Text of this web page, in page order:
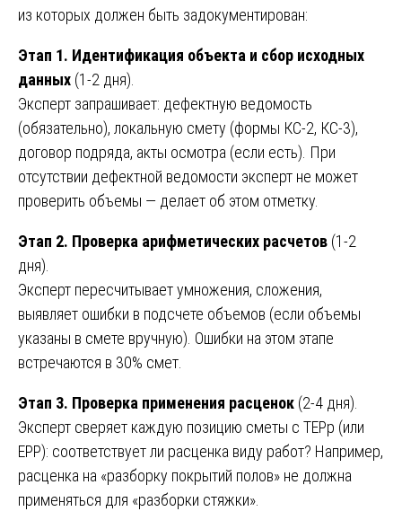
из которых должен быть задокументирован:
Этап 1. Идентификация объекта и сбор исходных
данных (1-2 дня).
Эксперт запрашивает: дефектную ведомость
(обязательно), локальную смету (формы КС-2, КС-3),
договор подряда, акты осмотра (если есть). При
отсутствии дефектной ведомости эксперт не может
проверить объемы — делает об этом отметку.
Этап 2. Проверка арифметических расчетов (1-2
дня).
Эксперт пересчитывает умножения, сложения,
выявляет ошибки в подсчете объемов (если объемы
указаны в смете вручную). Ошибки на этом этапе
встречаются в 30% смет.
Этап 3. Проверка применения расценок (2-4 дня).
Эксперт сверяет каждую позицию сметы с ТЕРр (или
ЕРР): соответствует ли расценка виду работ? Например,
расценка на «разборку покрытий полов» не должна
применяться для «разборки стяжки».